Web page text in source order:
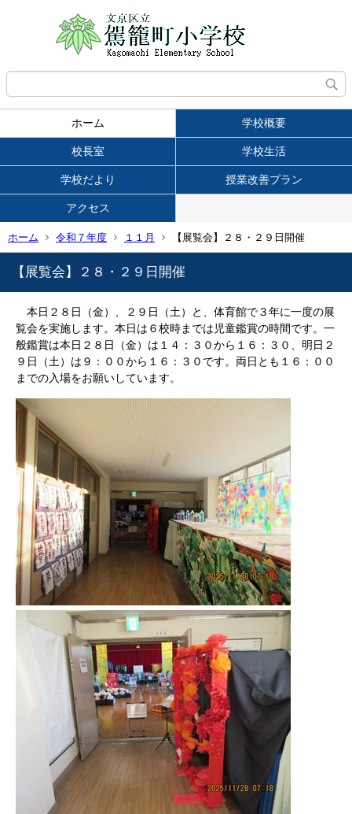
ホーム 学校概要
校長室 学校生活
学校だより 授業改善プラン
アクセス
ホーム 令和７年度 １１月 【展覧会】２８・２９日開催
【展覧会】２８・２９日開催
本日２８日（金）、２９日（土）と、体育館で３年に一度の展
覧会を実施します。本日は６校時までは児童鑑賞の時間です。一
般鑑賞は本日２８日（金）は１４：３０から１６：３０、明日２
９日（土）は９：００から１６：３０です。両日とも１６：００
までの入場をお願いしています。